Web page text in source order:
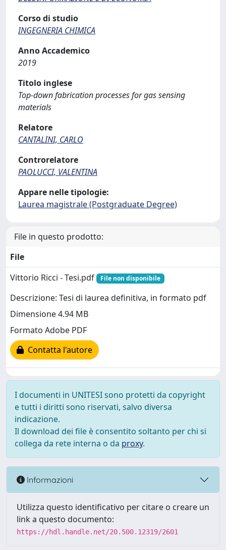
Corso di studio
INGEGNERIA CHIMICA
Anno Accademico
2019
Titolo inglese
Top-down fabrication processes for gas sensing
materials
Relatore
CANTALINI, CARLO
Controrelatore
PAOLUCCI, VALENTINA
Appare nelle tipologie:
Laurea magistrale (Postgraduate Degree)
File in questo prodotto:
File
Vittorio Ricci - Tesi.pdf
File non disponibile
Descrizione: Tesi di laurea definitiva, in formato pdf
Dimensione 4.94 MB
Formato Adobe PDF
Contatta l'autore
I documenti in UNITESI sono protetti da copyright
e tutti i diritti sono riservati, salvo diversa
indicazione.
Il download dei file è consentito soltanto per chi si
collega da rete interna o da proxy.
Informazioni
Utilizza questo identificativo per citare o creare un
link a questo documento:
https://hdl.handle.net/20.500.12319/2601